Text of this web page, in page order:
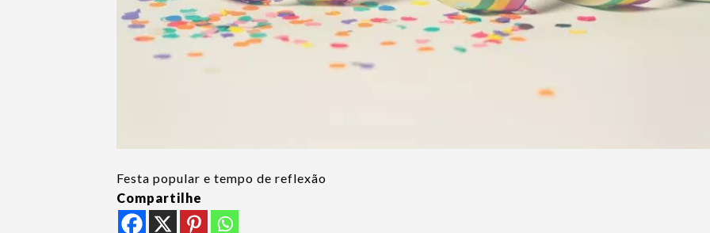
Festa popular e tempo de reflexão
Compartilhe